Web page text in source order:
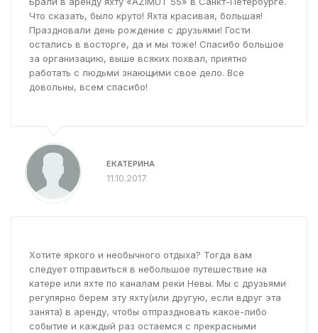
Что сказать, было круто! Яхта красивая, большая!
Праздновали день рождение с друзьями! Гости
остались в восторге, да и мы тоже! Спасибо большое
за организацию, выше всяких похвал, приятно
работать с людьми знающими свое дело. Все
довольны, всем спасибо!
ЕКАТЕРИНА
11.10.2017
Хотите яркого и необычного отдыха? Тогда вам
следует отправиться в небольшое путешествие на
катере или яхте по каналам реки Невы. Мы с друзьями
регулярно берем эту яхту(или другую, если вдруг эта
занята) в аренду, чтобы отпраздновать какое-либо
событие и каждый раз остаемся с прекрасными